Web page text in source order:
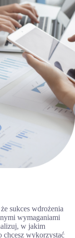
sukces wdrożenia
wymaganiami
w jakim
chcesz wykorzystać